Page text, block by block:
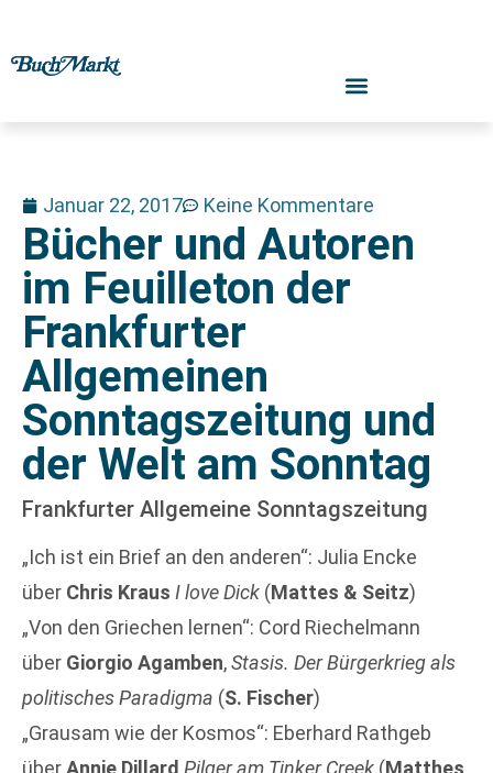
Januar 22, 2017 Keine Kommentare
Bücher und Autoren
im Feuilleton der
Frankfurter
Allgemeinen
Sonntagszeitung und
der Welt am Sonntag
Frankfurter Allgemeine Sonntagszeitung
„Ich ist ein Brief an den anderen“: Julia Encke
über Chris Kraus I love Dick (Mattes & Seitz)
„Von den Griechen lernen“: Cord Riechelmann
über Giorgio Agamben,Stasis. Der Bürgerkrieg als
politisches Paradigma (S. Fischer)
„Grausam wie der Kosmos“: Eberhard Rathgeb
überAnnie Dillard Pilger am Tinker Creek (Matthes